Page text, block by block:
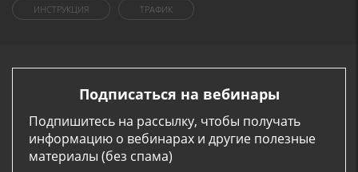
ИНСТРУКЦИЯ ТРАФИК
Подписаться на вебинары
Подпишитесь на рассылку, чтобы получать
информацию о вебинарах и другие полезные
материалы (без спама)